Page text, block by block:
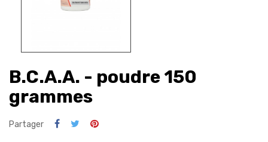
B.C.A.A. - poudre 150
grammes
Partager